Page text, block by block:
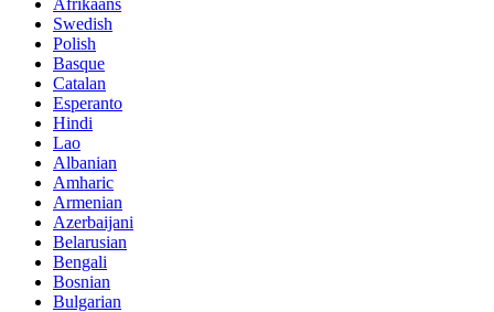
Afrikaans
Swedish
Polish
Basque
Catalan
Esperanto
Hindi
Lao
Albanian
Amharic
Armenian
Azerbaijani
Belarusian
Bengali
Bosnian
Bulgarian